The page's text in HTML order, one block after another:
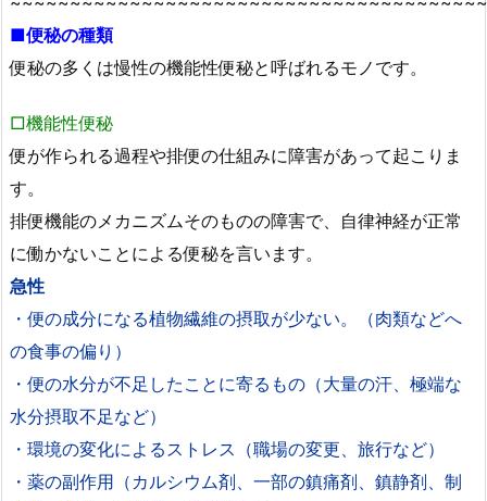
■便秘の種類
便秘の多くは慢性の機能性便秘と呼ばれるモノです。
□機能性便秘
便が作られる過程や排便の仕組みに障害があって起こりま
す。
排便機能のメカニズムそのものの障害で、自律神経が正常
に働かないことによる便秘を言います。
急性
・便の成分になる植物繊維の摂取が少ない。（肉類などへ
の食事の偏り）
・便の水分が不足したことに寄るもの（大量の汗、極端な
水分摂取不足など）
・環境の変化によるストレス（職場の変更、旅行など）
・薬の副作用（カルシウム剤、一部の鎮痛剤、鎮静剤、制